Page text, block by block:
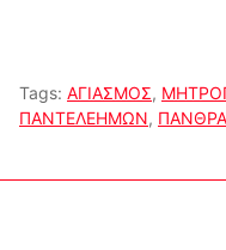
Tags: ΑΓΙΑΣΜΟΣ,
ΠΑΝΤΕΛΕΗΜΩΝ,